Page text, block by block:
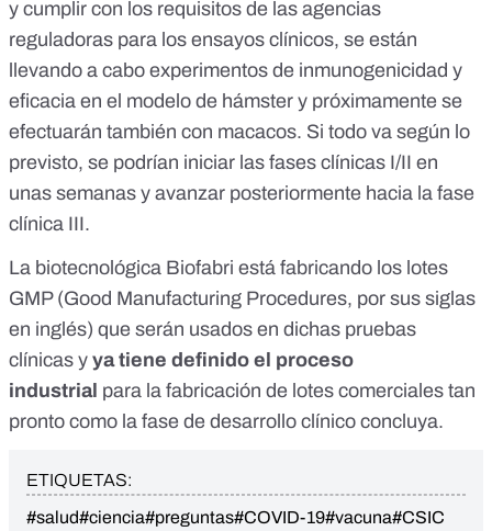
y cumplir con los requisitos de las agencias
reguladoras para los ensayos clínicos, se están
llevando a cabo experimentos de inmunogenicidad y
eficacia en el modelo de hámster y próximamente se
efectuarán también con macacos. Si todo va según lo
previsto, se podrían iniciar las fases clínicas I/II en
unas semanas y avanzar posteriormente hacia la fase
clínica III.
La biotecnológica Biofabri está fabricando los lotes
GMP (Good Manufacturing Procedures, por sus siglas
en inglés) que serán usados en dichas pruebas
clínicas y ya tiene definido el proceso
industrial para la fabricación de lotes comerciales tan
pronto como la fase de desarrollo clínico concluya.
ETIQUETAS:
#salud#ciencia#preguntas#COVID-19#vacuna#CSIC